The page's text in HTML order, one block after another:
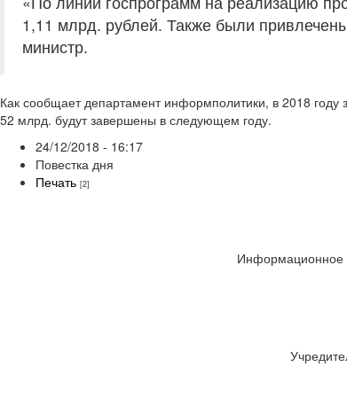
1,11 млрд. рублей. Также были
министр.
Как сообщает департамент информполитики, в 2018
52 млрд. будут завершены в следующем году.
24/12/2018 - 16:17
Повестка дня
Печать [2]
Информационное